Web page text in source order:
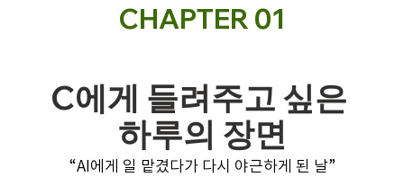
CHAPTER 01
C에게 들려주고 싶은
하루의 장면
“AI에게 일 맡겼다가 다시 야근하게 된 날”